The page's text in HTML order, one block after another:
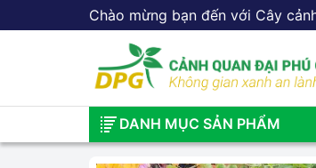
Chào mừng bạn đến với Cây
DANH MỤC SẢN PHẨM